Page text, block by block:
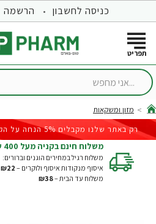
כניסה לחשבון הרשמה
...אני
home
מזון ומשקאות
רק באתר שלנו מקבלים 5% הנחה על הקנייה הבאה |
משלוח חינם בקניה מעל 400 ש"ח | דרך איפוסט עד 5 ק"ג
משלוח רגיל במחירים הוגנים וברורים:
איסוף מנקודות איסוף ולוקרים – ₪22
משלוח עד הבית –₪38